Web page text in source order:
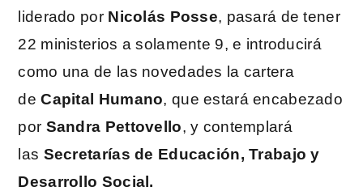
liderado por Nicolás Posse, pasará de tener
22 ministerios a solamente 9, e introducirá
como una de las novedades la cartera
deCapital Humano, que estará encabezado
por Sandra Pettovello, y contemplará
las Secretarías de Educación, Trabajo y
Desarrollo Social.